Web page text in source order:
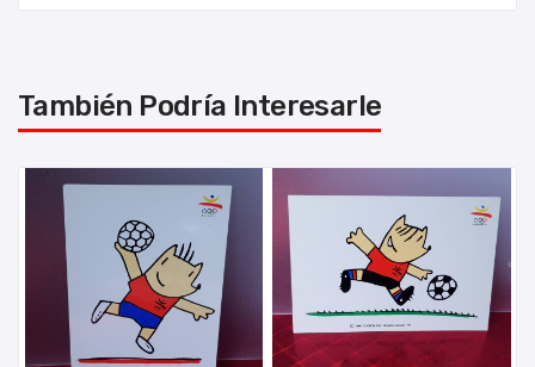
También Podría Interesarle